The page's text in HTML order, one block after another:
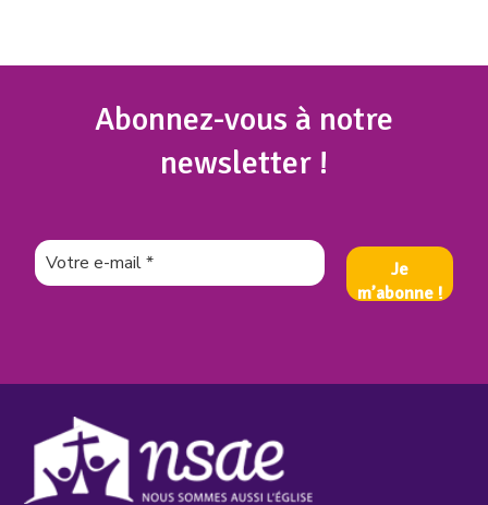
Abonnez-vous à notre
newsletter !